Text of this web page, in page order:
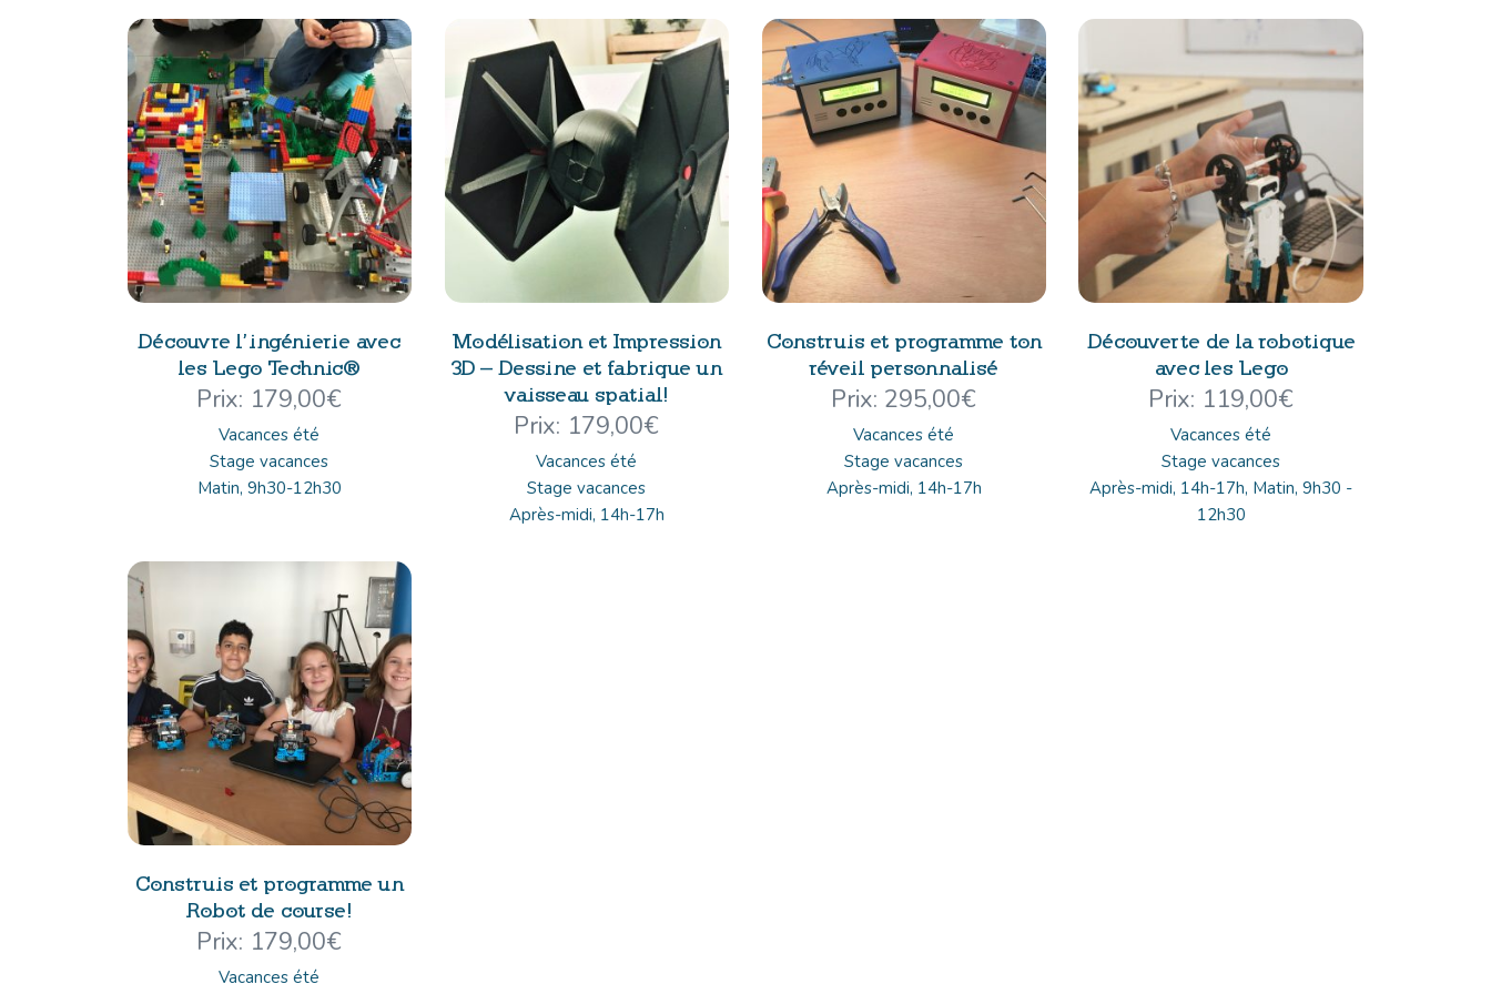
Découvre l’ingénierie avec
les Lego Technic®
179,00€
Vacances été
Stage vacances
Matin, 9h30-12h30
Modélisation et Impression
3D – Dessine et fabrique un
vaisseau spatial!
179,00€
Vacances été
Stage vacances
Après-midi, 14h-17h
Construis et programme ton
réveil personnalisé
295,00€
Vacances été
Stage vacances
Après-midi, 14h-17h
Découverte de la robotique
avec les Lego
119,00€
Vacances été
Stage vacances
Après-midi, 14h-17h, Matin, 9h30 -
12h30
Construis et programme un
Robot de course!
179,00€
Vacances été